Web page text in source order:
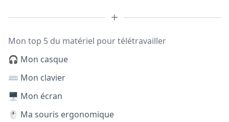
Mon top 5 du matériel pour télétravailler
🎧 Mon casque
⌨️ Mon clavier
🖥️ Mon écran
🖱️ Ma souris ergonomique